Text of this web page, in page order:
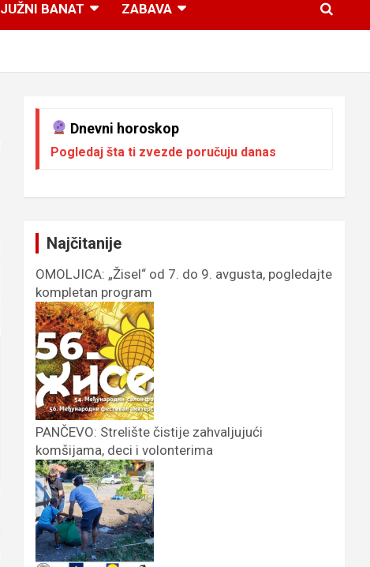
JUŽNI BANAT ZABAVA
Dnevni horoskop
Pogledaj šta ti zvezde poručuju danas
Najčitanije
OMOLJICA: „Žisel“ od 7. do 9. avgusta, pogledajte
kompletan program
PANČEVO: Strelište čistije zahvaljujući
komšijama, deci i volonterima